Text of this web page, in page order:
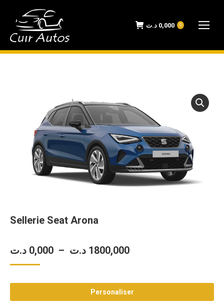
0,000 د.ت 0
Sellerie Seat Arona
0,000 د.ت – 1800,000 د.ت
Plage
prix :
0,000 د.تPersonaliser